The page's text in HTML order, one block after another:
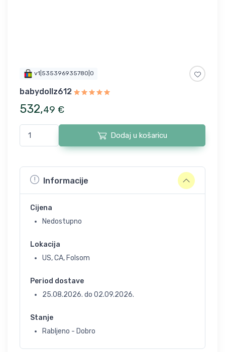
v1|535396935780|0
babydollz612
532,49 €
Dodaj u košaricu
Informacije
Cijena
Nedostupno
Lokacija
US, CA, Folsom
Period dostave
25.08.2026. do 02.09.2026.
Stanje
Rabljeno - Dobro